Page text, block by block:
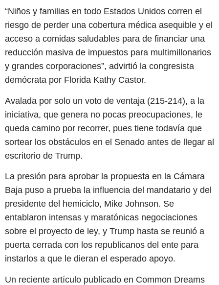
“Niños y familias en todo Estados Unidos corren el
riesgo de perder una cobertura médica asequible y el
acceso a comidas saludables para de financiar una
reducción masiva de impuestos para multimillonarios
y grandes corporaciones”, advirtió la congresista
demócrata por Florida Kathy Castor.
Avalada por solo un voto de ventaja (215-214), a la
iniciativa, que genera no pocas preocupaciones, le
queda camino por recorrer, pues tiene todavía que
sortear los obstáculos en el Senado antes de llegar al
escritorio de Trump.
La presión para aprobar la propuesta en la Cámara
Baja puso a prueba la influencia del mandatario y del
presidente del hemiciclo, Mike Johnson. Se
entablaron intensas y maratónicas negociaciones
sobre el proyecto de ley, y Trump hasta se reunió a
puerta cerrada con los republicanos del ente para
instarlos a que le dieran el esperado apoyo.
Un reciente artículo publicado en Common Dreams